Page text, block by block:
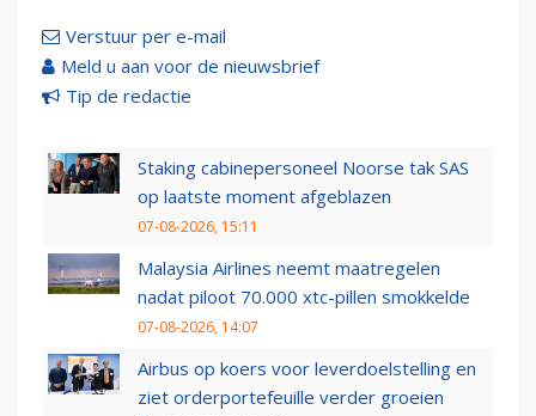
Verstuur per e-mail
Meld u aan voor de nieuwsbrief
Tip de redactie
Staking cabinepersoneel Noorse tak SAS
op laatste moment afgeblazen
07-08-2026, 15:11
Malaysia Airlines neemt maatregelen
nadat piloot 70.000 xtc-pillen smokkelde
07-08-2026, 14:07
Airbus op koers voor leverdoelstelling en
ziet orderportefeuille verder groeien